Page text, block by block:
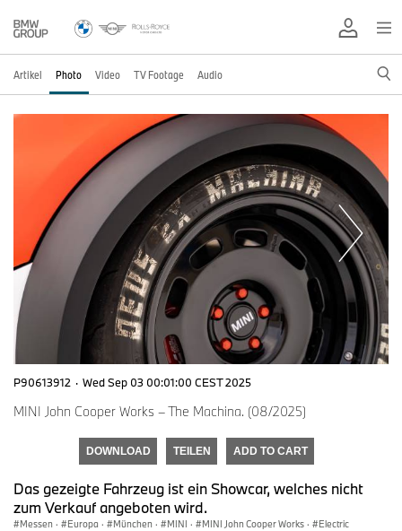
Artikel Photo Video TV Footage Audio
P90613912 · Wed Sep 03 00:01:00 CEST 2025
MINI John Cooper Works – The Machina. (08/2025)
DOWNLOAD TEILEN ADD TO CART
Das gezeigte Fahrzeug ist ein Showcar, welches nicht
zum Verkauf angeboten wird.
Messen · Europa · München · MINI · MINI John Cooper Works · Electric